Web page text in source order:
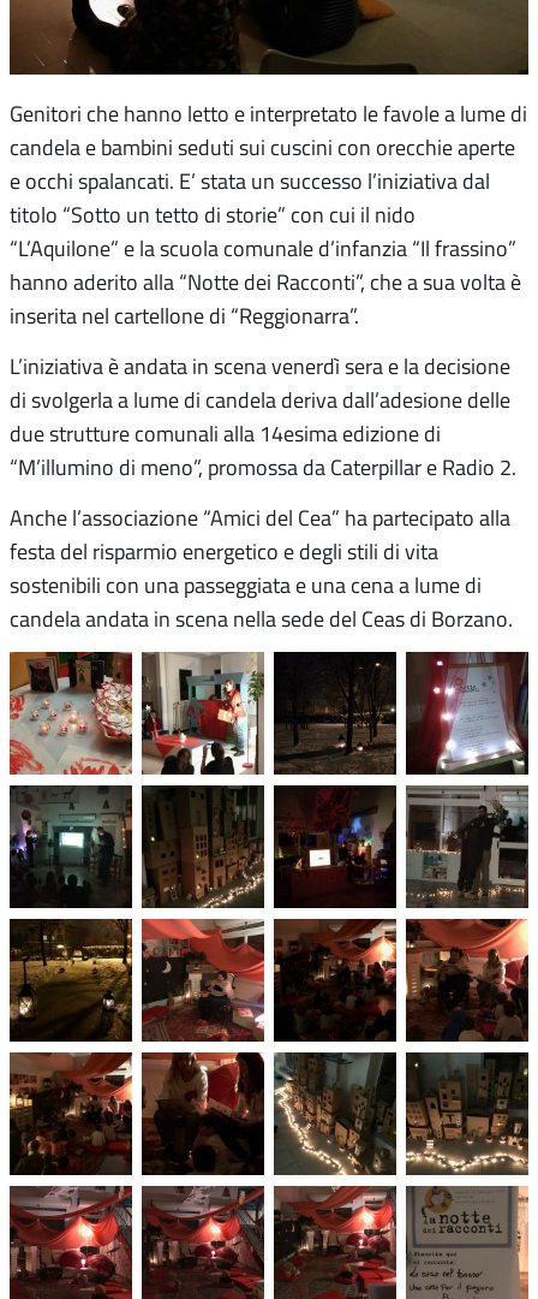
Genitori che hanno letto e interpretato le favole a lume di
candela e bambini seduti sui cuscini con orecchie aperte
e occhi spalancati. E’ stata un successo l’iniziativa dal
titolo “Sotto un tetto di storie” con cui il nido
“L’Aquilone” e la scuola comunale d’infanzia “Il frassino”
hanno aderito alla “Notte dei Racconti”, che a sua volta è
inserita nel cartellone di “Reggionarra”.
L’iniziativa è andata in scena venerdì sera e la decisione
di svolgerla a lume di candela deriva dall’adesione delle
due strutture comunali alla 14esima edizione di
“M’illumino di meno”, promossa da Caterpillar e Radio 2.
Anche l’associazione “Amici del Cea” ha partecipato alla
festa del risparmio energetico e degli stili di vita
sostenibili con una passeggiata e una cena a lume di
candela andata in scena nella sede del Ceas di Borzano.